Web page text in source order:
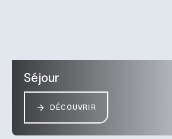
Séjour
DÉCOUVRIR